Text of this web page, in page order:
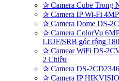
✰ Camera Cube Trong
✰ Camera IP Wi-Fi
✰ Camera Dome DS-
✰ Camera ColorVu
LIUF/SRB góc rộng
✰ Camear WiFi DS-
2 Chiều
✰ Camera DS-
✰ Camera IP